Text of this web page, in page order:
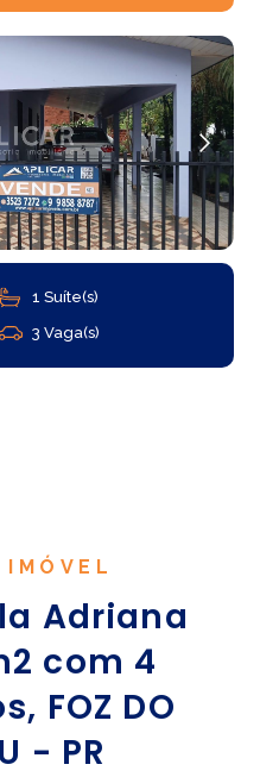
1 Suíte(s)
3 Vaga(s)
Adriana
com 4
FOZ DO
- PR